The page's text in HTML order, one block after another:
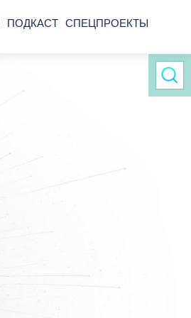
ПОДКАСТ СПЕЦПРОЕКТЫ